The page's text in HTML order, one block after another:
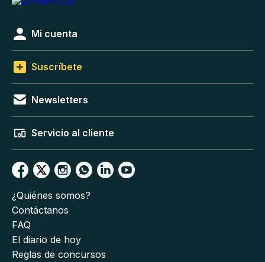
Mi cuenta
Suscríbete
Newsletters
Servicio al cliente
¿Quiénes somos?
Contáctanos
FAQ
El diario de hoy
Reglas de concursos